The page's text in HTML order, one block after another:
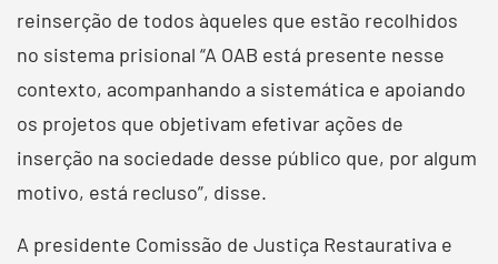
reinserção de todos àqueles que estão recolhidos
no sistema prisional “A OAB está presente nesse
contexto, acompanhando a sistemática e apoiando
os projetos que objetivam efetivar ações de
inserção na sociedade desse público que, por algum
motivo, está recluso”, disse.
A presidente Comissão de Justiça Restaurativa e